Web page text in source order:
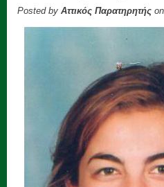
Posted by Αττικός Παρατηρητής